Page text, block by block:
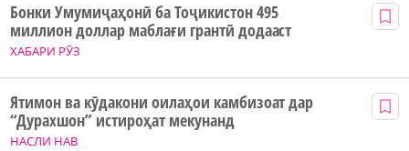
ХАБАРИ РӮЗ
Бонки Умумиҷаҳонӣ ба Тоҷикистон 495
миллион доллар маблағи грантӣ додааст
НАСЛИ НАВ
Ятимон ва кӯдакони оилаҳои камбизоат дар
“Дурахшон” истироҳат мекунанд